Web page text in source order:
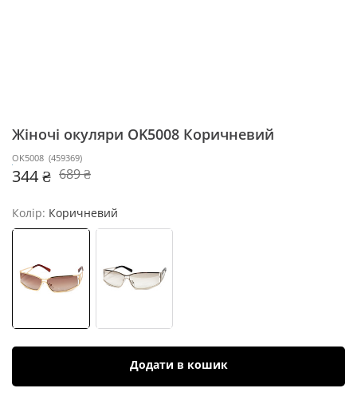
Жіночі окуляри OK5008 Коричневий
OK5008 (459369)
344 ₴ 689 ₴
Колір: Коричневий
Додати в кошик